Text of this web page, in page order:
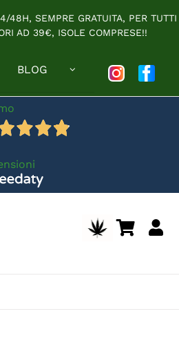
48H, SEMPRE GRATUITA, PER TUTTI
AD 39€, ISOLE COMPRESE!!
BLOG